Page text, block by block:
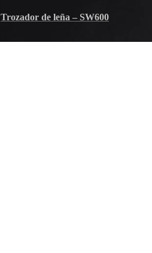
Trozador de leña – SW600